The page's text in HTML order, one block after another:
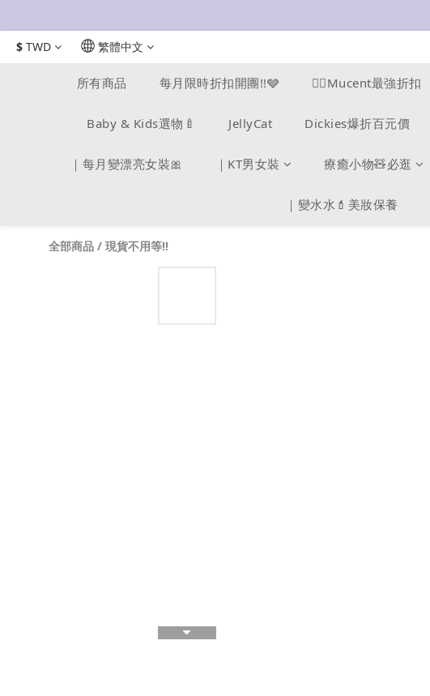
$ TWD 繁體中文
所有商品 每月限時折扣開團!!🩶 ❤️‍🔥Mucent最強折扣
Baby & Kids選物🍼 JellyCat Dickies爆折百元價
｜每月變漂亮女裝🎀 ｜KT男女裝 療癒小物🧸必逛
｜變水水💄美妝保養
全部商品 / 現貨不用等!!